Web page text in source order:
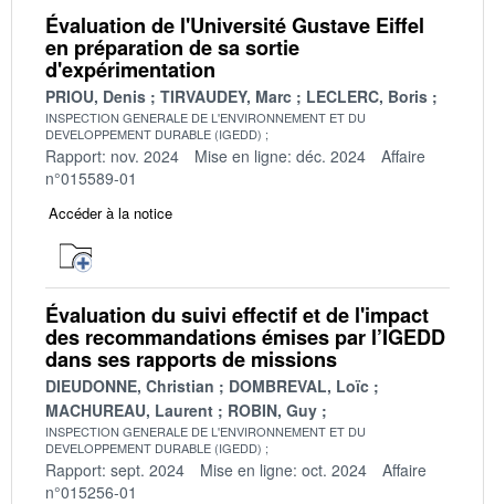
Évaluation de l'Université Gustave Eiffel
en préparation de sa sortie
d'expérimentation
PRIOU, Denis TIRVAUDEY, Marc LECLERC, Boris
INSPECTION GENERALE DE L'ENVIRONNEMENT ET DU
DEVELOPPEMENT DURABLE (IGEDD)
Rapport: nov. 2024 Mise en ligne: déc. 2024
Affaire
n°015589-01
Accéder à la notice
Évaluation du suivi effectif et de l'impact
des recommandations émises par l’IGEDD
dans ses rapports de missions
DIEUDONNE, Christian
DOMBREVAL, Loïc
MACHUREAU, Laurent
ROBIN, Guy
INSPECTION GENERALE DE L'ENVIRONNEMENT ET DU
DEVELOPPEMENT DURABLE (IGEDD)
Rapport: sept. 2024 Mise en ligne: oct. 2024
Affaire
n°015256-01